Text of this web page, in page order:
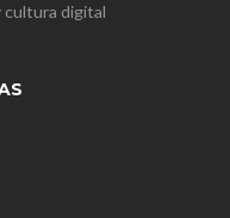
digital